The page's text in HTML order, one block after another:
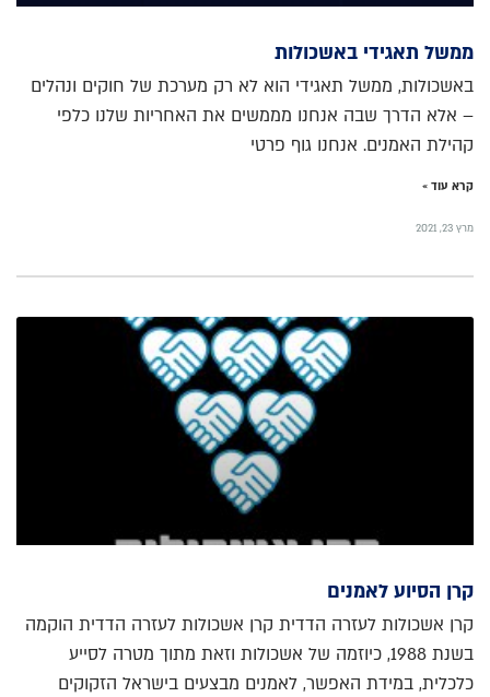
ממשל תאגידי באשכולות
באשכולות, ממשל תאגידי הוא לא רק מערכת של חוקים ונהלים
– אלא הדרך שבה אנחנו מממשים את האחריות שלנו כלפי
קהילת האמנים. אנחנו גוף פרטי
קרא עוד »
מרץ 23, 2021
קרן הסיוע לאמנים
קרן אשכולות לעזרה הדדית קרן אשכולות לעזרה הדדית הוקמה
בשנת 1988, כיוזמה של אשכולות וזאת מתוך מטרה לסייע
כלכלית, במידת האפשר, לאמנים מבצעים בישראל הזקוקים